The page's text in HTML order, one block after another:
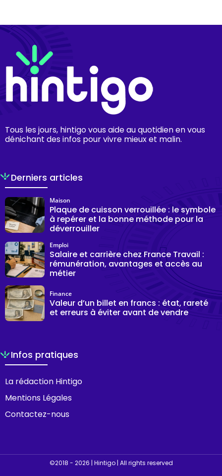
Tous les jours, hintigo vous aide au quotidien en vous
dénichant des infos pour vivre mieux et malin.
Derniers articles
Plaque de cuisson verrouillée : le symbole
à repérer et la bonne méthode pour la
déverrouiller
Maison
Salaire et carrière chez France Travail :
rémunération, avantages et accès au
métier
Emploi
Valeur d’un billet en francs : état, rareté
et erreurs à éviter avant de vendre
Finance
Infos pratiques
La rédaction Hintigo
Mentions Légales
Contactez-nous
©2018 - 2026 | Hintigo | All rights reserved